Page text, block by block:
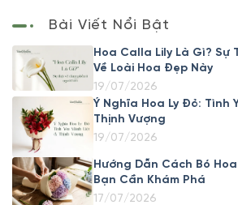
Bài Viết Nổi Bật
Hoa Calla Lily Là Gì? Sự
Về Loài Hoa Đẹp Này
19/07/2026
Ý Nghĩa Hoa Ly Đỏ: Tình
Thịnh Vượng
19/07/2026
Hướng Dẫn Cách Bó
Bạn Cần Khám Phá
17/07/2026